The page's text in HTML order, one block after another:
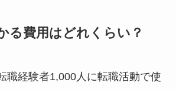
る費用はどれくらい？
職経験者1,000人に転職活動で使